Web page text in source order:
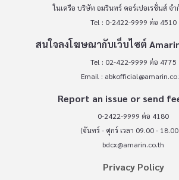
ในเครือ บริษัท อมรินทร์ คอร์เปอเรชั่นส์ จ
Tel : 0-2422-9999 ต่อ 4510
สนใจลงโฆษณากับเว็บไซต์
Tel : 02-422-9999 ต่อ 4775
Email :
Report an issue or send
0-2422-9999 ต่อ 4180
(จันทร์ - ศุกร์ เวลา 09.00 -
bdcx@amarin.co.th
Privacy Policy